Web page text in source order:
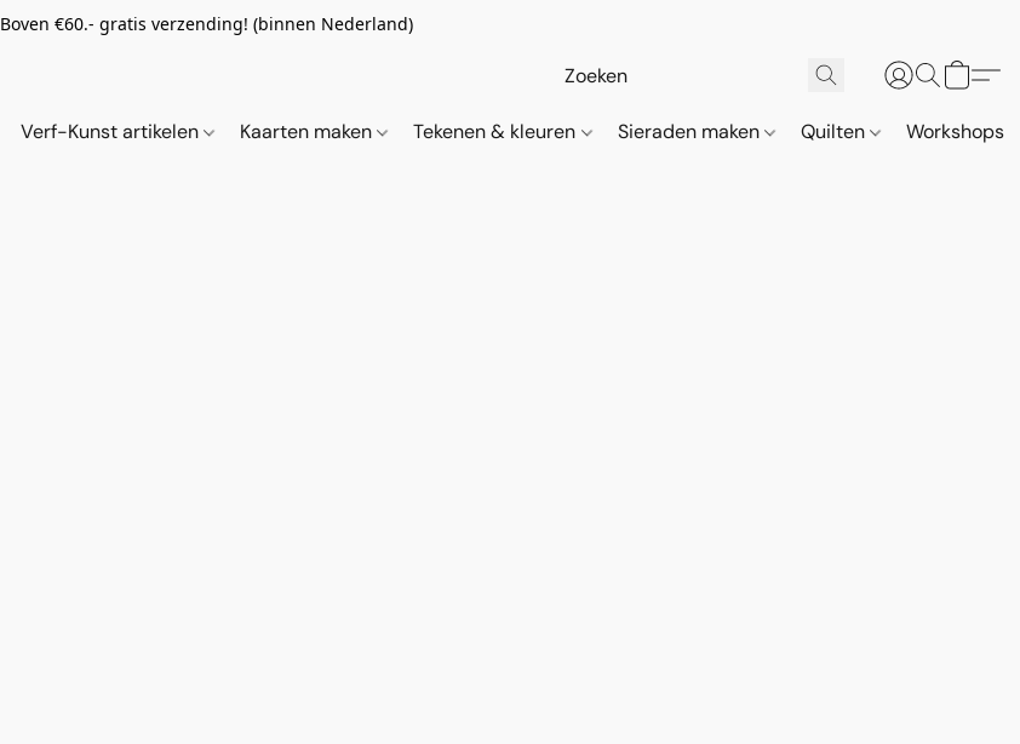
Boven €60.- gratis verzending! (binnen Nederland)
Verf-Kunst artikelen Kaarten maken Tekenen & kleuren Sieraden maken Quilten Workshops